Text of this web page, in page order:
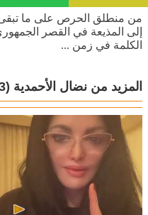
من منطلق الحرص على ما
إلى المذيعة في القصر
الكلمة في زمن ...
المزيد من نضال الأحمدية (1343 مشاركة)